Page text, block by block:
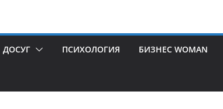
ДОСУГ ПСИХОЛОГИЯ БИЗНЕС WOMAN